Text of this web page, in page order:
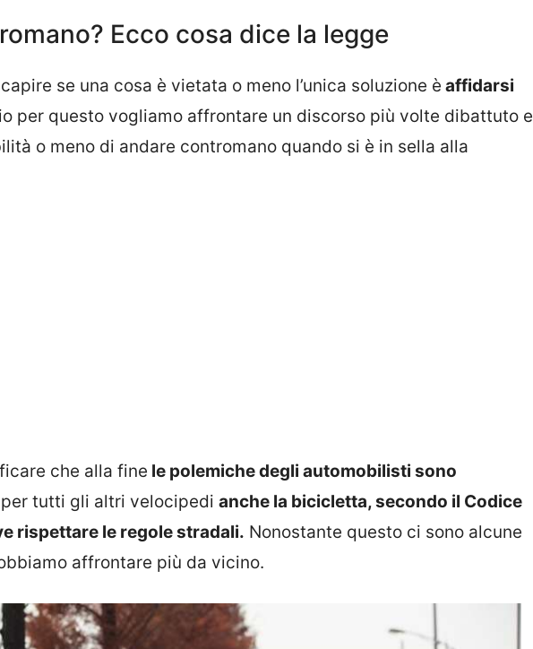
Ecco cosa dice la legge
se una cosa è vietata o meno l’unica soluzione è affidarsi
per questo vogliamo affrontare un discorso più volte dibattuto e
o meno di andare contromano quando si è in sella alla
che alla fine le polemiche degli automobilisti sono
tutti gli altri velocipedi anche la bicicletta, secondo il Codice
rispettare le regole stradali. Nonostante questo ci sono alcune
affrontare più da vicino.